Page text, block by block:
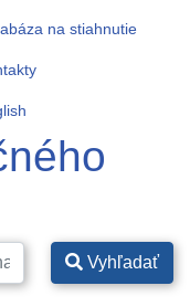
na stiahnutie
Vyhľadať